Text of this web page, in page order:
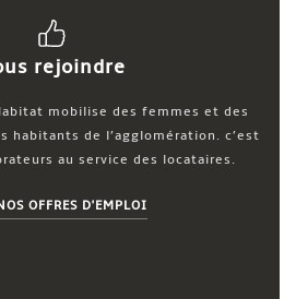
rejoindre
mobilise des femmes et des
habitants de l’agglomération. c’est
au service des locataires.
OFFRES D'EMPLOI